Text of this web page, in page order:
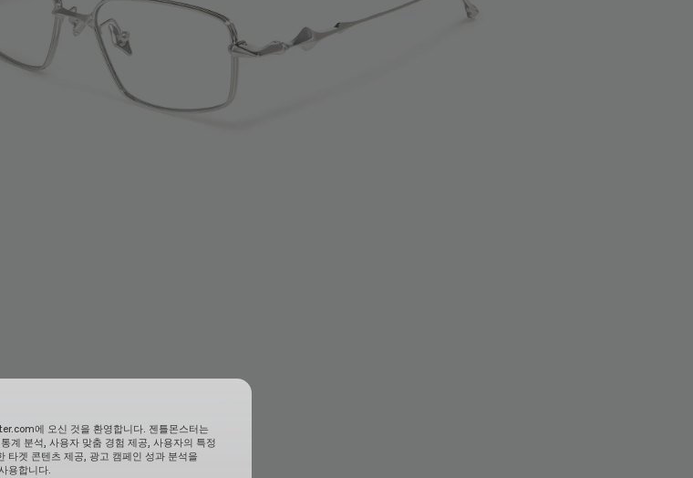
에 오신 것을 환영합니다. 젠틀몬스터는
계 분석, 사용자 맞춤 경험 제공, 사용자의 특정
타겟 콘텐츠 제공, 광고 캠페인 성과 분석을
용합니다.